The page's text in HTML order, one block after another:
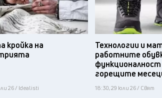
кройка на
26 / Idealisti
Технологии и
работните
функционалност
горещите
18:30, 29 юли 26 / Свят